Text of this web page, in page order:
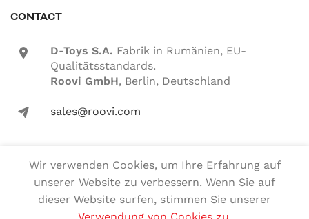
CONTACT
location-icon D-Toys S.A. Fabrik in Rumänien, EU-
Qualitätsstandards.
Roovi GmbH, Berlin, Deutschland
mail-icon sales@roovi.com
Alle Rechte vorbehalten
Wir verwenden Cookies, um Ihre Erfahrung auf
unserer Website zu verbessern. Wenn Sie auf
dieser Website surfen, stimmen Sie unserer
Deutsch English(Englisch